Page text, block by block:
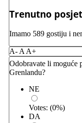
Trenutno
Imamo 589 gostiju i
A- A A+
Odobravate li moguće
Grenlandu?
NE
Votes: (0%)
DA